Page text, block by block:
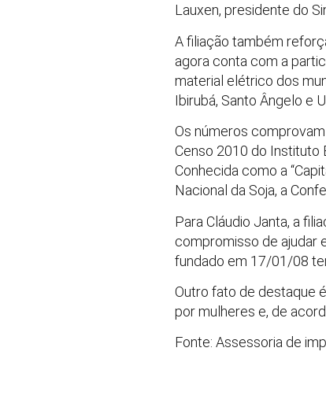
Lauxen, presidente do
A filiação também
agora conta com a
material elétrico dos
Ibirubá, Santo Ângelo e
Os números
Censo 2010 do Instituto
Conhecida como a
Nacional da Soja, a
Para Cláudio Janta, a
compromisso de ajudar
fundado em 17/01/08
Outro fato de destaque
por mulheres e, de
Fonte: Assessoria de